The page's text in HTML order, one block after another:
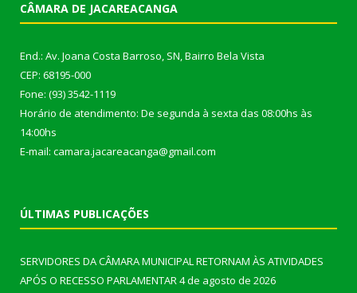
CÂMARA DE JACAREACANGA
End.: Av. Joana Costa Barroso, SN, Bairro Bela Vista
CEP: 68195-000
Fone: (93) 3542-1119
Horário de atendimento: De segunda à sexta das 08:00hs às
14:00hs
E-mail: camara.jacareacanga@gmail.com
ÚLTIMAS PUBLICAÇÕES
SERVIDORES DA CÂMARA MUNICIPAL RETORNAM ÀS ATIVIDADES
APÓS O RECESSO PARLAMENTAR4 de agosto de 2026